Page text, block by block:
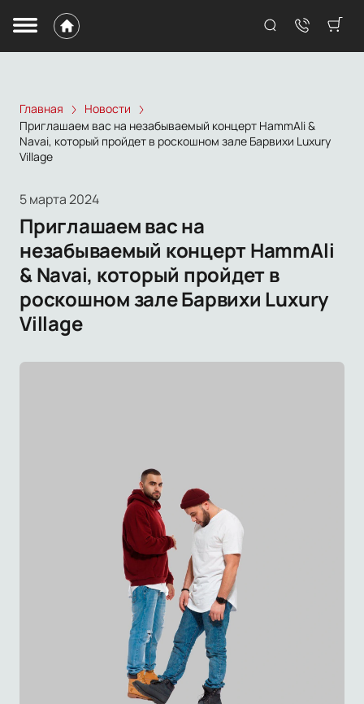
Главная
Новости
Приглашаем вас на незабываемый концерт HammAli &
Navai, который пройдет в роскошном зале Барвихи Luxury
Village
5 марта 2024
Приглашаем вас на
незабываемый концерт HammAli
& Navai, который пройдет в
роскошном зале Барвихи Luxury
Village